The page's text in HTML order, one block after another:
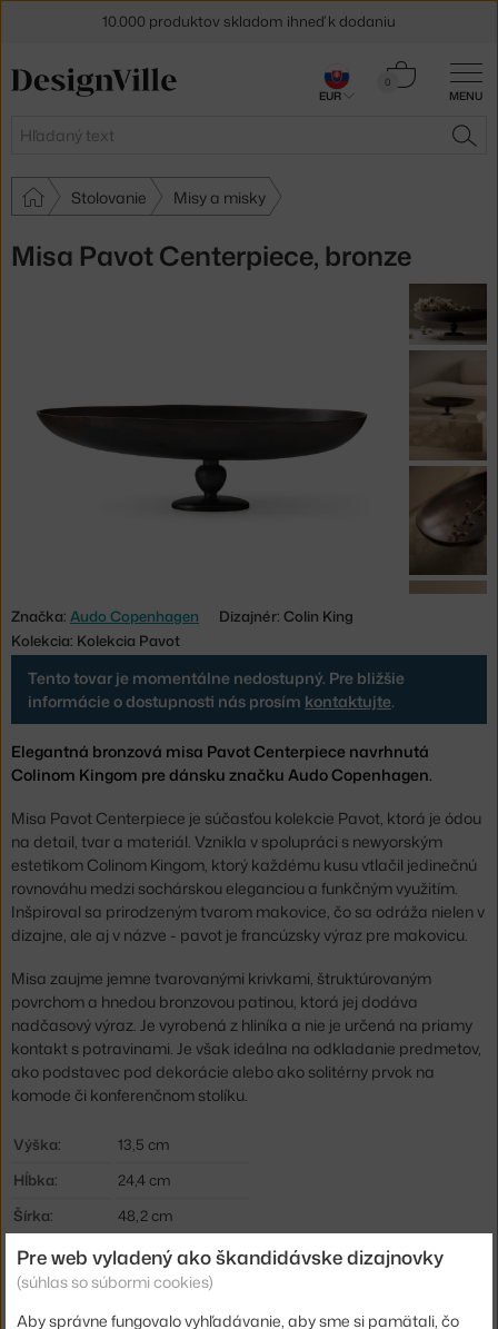
MENU
Hľadať
0
Košík
Stolovanie Misy a misky
Misa Pavot Centerpiece, bronze
Značka: Audo Copenhagen
Dizajnér: Colin King
Kolekcia: Kolekcia Pavot
Tento tovar je momentálne nedostupný. Pre bližšie
informácie o dostupnosti nás prosím kontaktujte.
Elegantná bronzová misa Pavot Centerpiece navrhnutá
Colinom Kingom pre dánsku značku Audo Copenhagen.
Misa Pavot Centerpiece je súčasťou kolekcie Pavot, ktorá je ódou
na detail, tvar a materiál. Vznikla v spolupráci s newyorským
estetikom Colinom Kingom, ktorý každému kusu vtlačil jedinečnú
rovnováhu medzi sochárskou eleganciou a funkčným využitím.
Inšpiroval sa prirodzeným tvarom makovice, čo sa odráža nielen v
dizajne, ale aj v názve - pavot je francúzsky výraz pre makovicu.
Misa zaujme jemne tvarovanými krivkami, štruktúrovaným
povrchom a hnedou bronzovou patinou, ktorá jej dodáva
nadčasový výraz. Je vyrobená z hliníka a nie je určená na priamy
kontakt s potravinami. Je však ideálna na odkladanie predmetov,
ako podstavec pod dekorácie alebo ako solitérny prvok na
komode či konferenčnom stolíku.
Výška:
13,5 cm
Hĺbka:
24,4 cm
Šírka:
48,2 cm
Farba:
bronz
Materiál:
hliník
Kód produktu AUD-71035-001032
10.000 produktov skladom ihneď k dodaniu
5 % zľava pre odberateľov
EUR
Pre web vyladený ako škandidávske dizajnovky
(súhlas so súbormi cookies)
Aby správne fungovalo vyhľadávanie, aby sme si pamätali, čo